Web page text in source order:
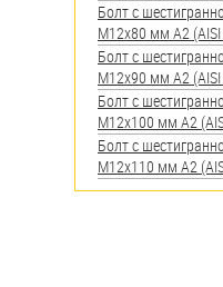
Болт с
М12х80 мм А2
Болт с
М12х90 мм А2
Болт с
М12х100 мм А2
Болт с
М12х110 мм А2